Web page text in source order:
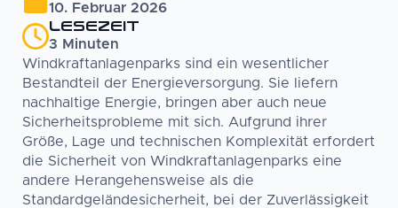
10. Februar 2026
LESEZEIT
3 Minuten
Windkraftanlagenparks sind ein wesentlicher
Bestandteil der Energieversorgung. Sie liefern
nachhaltige Energie, bringen aber auch neue
Sicherheitsprobleme mit sich. Aufgrund ihrer
Größe, Lage und technischen Komplexität erfordert
die Sicherheit von Windkraftanlagenparks eine
andere Herangehensweise als die
Standardgeländesicherheit, bei der Zuverlässigkeit